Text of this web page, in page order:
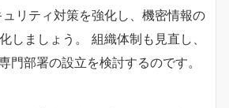
リティ対策を強化し、機密情報の
しましょう。 組織体制も見直し、
門部署の設立を検討するのです。